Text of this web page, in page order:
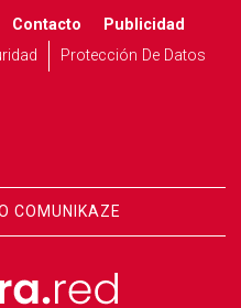
Contacto
Publicidad
Protección De Datos
COMUNIKAZE